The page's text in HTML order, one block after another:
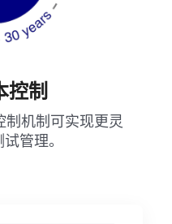
控制
制机制可实现更灵
管理。